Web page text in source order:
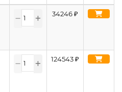
34246₽
124543₽